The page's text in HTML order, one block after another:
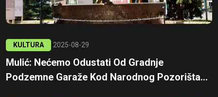
KULTURA 2025-08-29
Mulić: Nećemo Odustati Od Gradnje
Podzemne Garaže Kod Narodnog Pozorišta...